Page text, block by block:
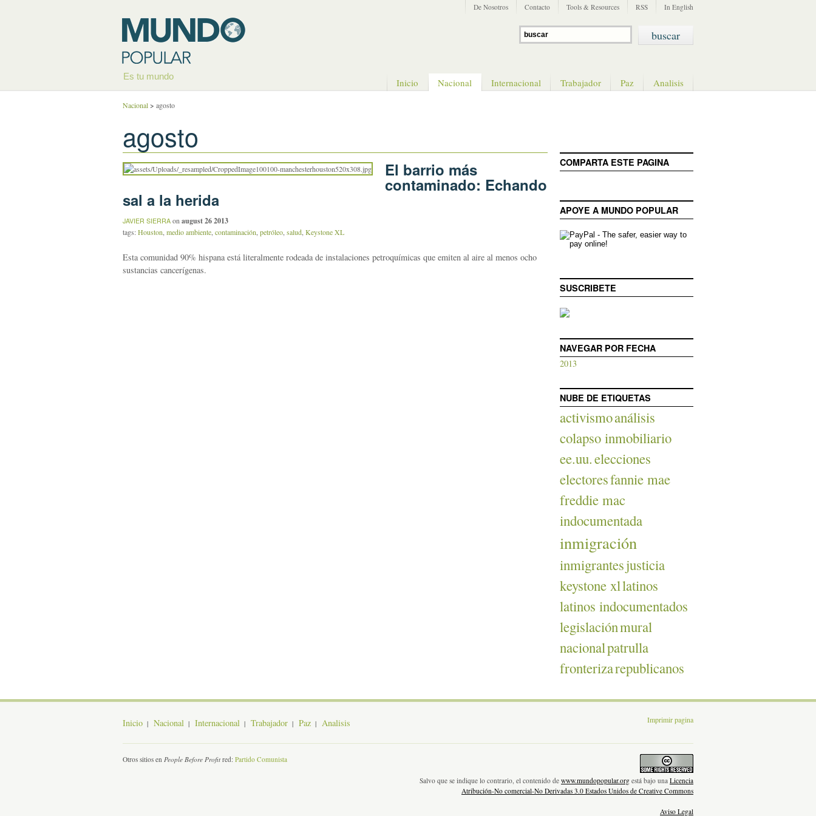
Es tu mundo
De Nosotros Contacto Tools & Resources RSS In English
Inicio Nacional Internacional Trabajador Paz Analisis
Nacional> agosto
agosto
El barrio más
contaminado: Echando
sal a la herida
JAVIER SIERRA on august 26 2013
tags:Houston medio ambiente contaminación petróleo salud Keystone XL
Esta comunidad 90% hispana está literalmente rodeada de instalaciones petroquímicas que emiten al aire al menos ocho
sustancias cancerígenas.
COMPARTA ESTE PAGINA
APOYE A MUNDO POPULAR
SUSCRIBETE
NAVEGAR POR FECHA
2013
NUBE DE ETIQUETAS
activismoanálisis
colapso inmobiliario
ee.uu.elecciones
electoresfannie mae
freddie mac
indocumentada
inmigración
inmigrantesjusticia
keystone xllatinos
latinos indocumentados
legislaciónmural
nacionalpatrulla
fronterizarepublicanos
Inicio Nacional Internacional Trabajador Paz Analisis Imprimir pagina
Otros sitios en People Before Profit red: Partido Comunista
Salvo que se indique lo contrario, el contenido de www.mundopopular.org está bajo una Licencia
Atribución-No comercial-No Derivadas 3.0 Estados Unidos de Creative Commons
Aviso Legal